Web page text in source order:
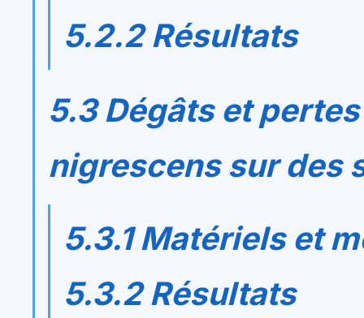
5.2.2 Résultats
5.3 Dégâts et
nigrescenssur des
5.3.1 Matériels et
5.3.2 Résultats